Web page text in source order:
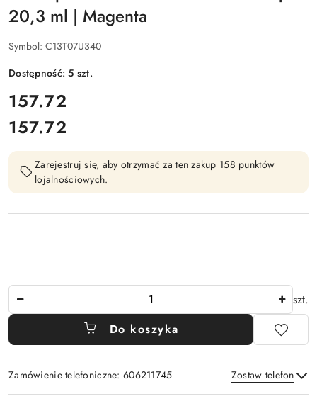
20,3 ml | Magenta
Symbol: C13T07U340
Dostępność:5 szt.
cena:
157.72
Cena:
157.72
Zarejestruj się, aby otrzymać za ten zakup 158 punktów
lojalnościowych.
szt.
Do koszyka
Zamówienie telefoniczne: 606211745 Zostaw telefon